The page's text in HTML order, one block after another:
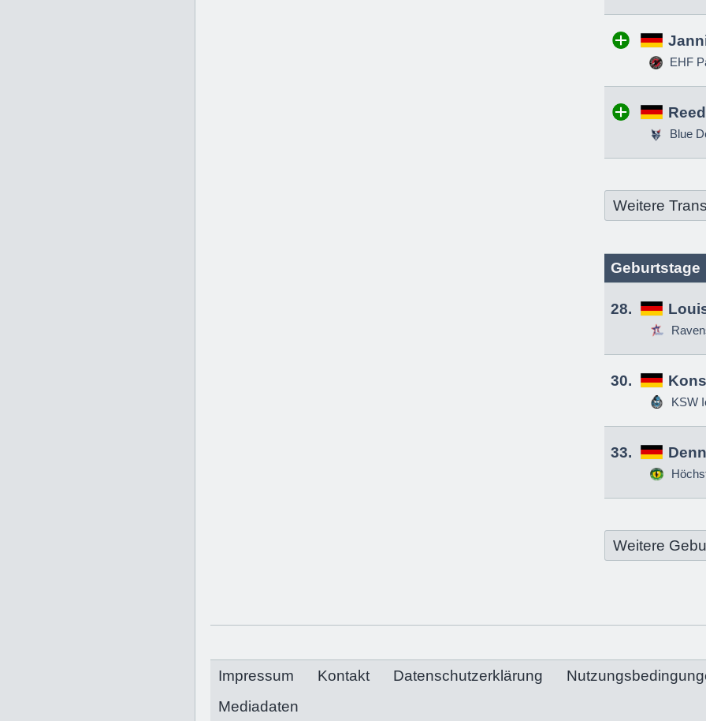
EHF
Blue
Weitere
Geburtstage
28.
30.
KSW
33.
Weitere
Impressum Kontakt Datenschutzerklärung
Mediadaten